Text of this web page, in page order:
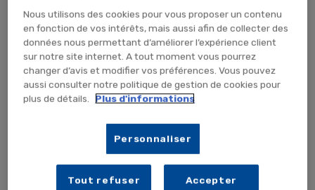
24,59 €
TTC
20,49 €
HT
50,39 € TTC41,99 € HT
Essuie-Mains Pliés
Collé 21x30cm
Distributeur D'essuie-
Blanc
Nous utilisons des cookies pour vous proposer un contenu
en fonction de vos intérêts, mais aussi afin de collecter des
données nous permettant d’améliorer l’expérience client
sur notre site internet. A tout moment vous pourrez
changer d’avis et modifier vos préférences. Vous pouvez
aussi consulter notre politique de gestion de cookies pour
plus de détails.
Plus d'informations
Personnaliser
Tout refuser Accepter